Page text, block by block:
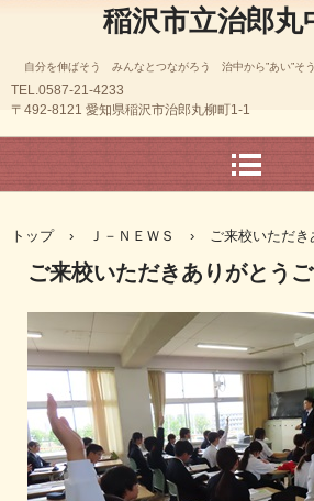
稲沢市立治郎丸
自分を伸ばそう みんなとつながろう 治中から”あい”そう
TEL.0587-21-4233
〒492-8121 愛知県稲沢市治郎丸柳町1-1
トップ › Ｊ－ＮＥＷＳ › ご来校いただ
ご来校いただきありがとう